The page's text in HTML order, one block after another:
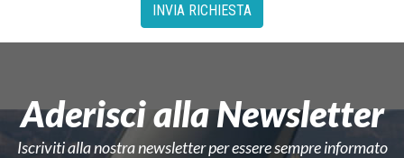
INVIA RICHIESTA
Aderisci alla Newsletter
Iscriviti alla nostra newsletter per essere sempre informato